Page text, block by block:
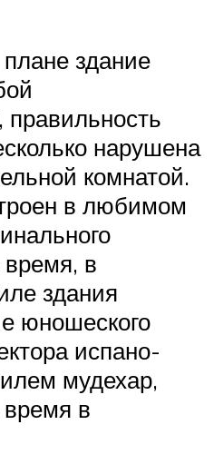
здание
правильность
нарушена
комнатой.
в любимом
в
здания
юношеского
испано-
мудехар,
в